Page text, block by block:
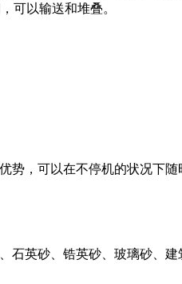
可以输送和堆叠。
势，可以在不停机的状况下随
石英砂、锆英砂、玻璃砂、